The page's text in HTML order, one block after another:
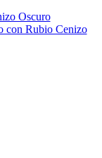
con Rubio Cenizo